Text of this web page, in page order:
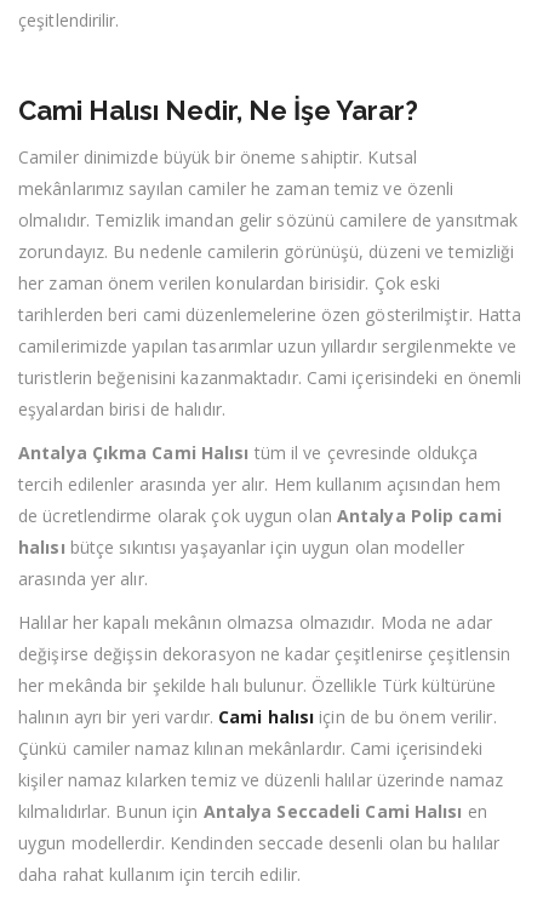
çeşitlendirilir.
Cami Halısı Nedir, Ne İşe Yarar?
Camiler dinimizde büyük bir öneme sahiptir. Kutsal
mekânlarımız sayılan camiler he zaman temiz ve özenli
olmalıdır. Temizlik imandan gelir sözünü camilere de yansıtmak
zorundayız. Bu nedenle camilerin görünüşü, düzeni ve temizliği
her zaman önem verilen konulardan birisidir. Çok eski
tarihlerden beri cami düzenlemelerine özen gösterilmiştir. Hatta
camilerimizde yapılan tasarımlar uzun yıllardır sergilenmekte ve
turistlerin beğenisini kazanmaktadır. Cami içerisindeki en önemli
eşyalardan birisi de halıdır.
Antalya Çıkma Cami Halısı tüm il ve çevresinde oldukça
tercih edilenler arasında yer alır. Hem kullanım açısından hem
de ücretlendirme olarak çok uygun olan Antalya Polip cami
halısı bütçe sıkıntısı yaşayanlar için uygun olan modeller
arasında yer alır.
Halılar her kapalı mekânın olmazsa olmazıdır. Moda ne adar
değişirse değişsin dekorasyon ne kadar çeşitlenirse çeşitlensin
her mekânda bir şekilde halı bulunur. Özellikle Türk kültürüne
halının ayrı bir yeri vardır. Cami halısı için de bu önem verilir.
Çünkü camiler namaz kılınan mekânlardır. Cami içerisindeki
kişiler namaz kılarken temiz ve düzenli halılar üzerinde namaz
kılmalıdırlar. Bunun için Antalya Seccadeli Cami Halısı en
uygun modellerdir. Kendinden seccade desenli olan bu halılar
daha rahat kullanım için tercih edilir.